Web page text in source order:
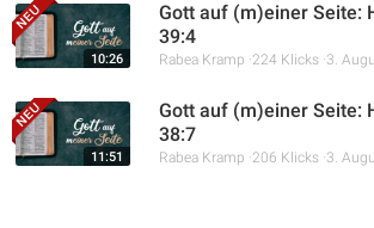
10:26
Gott auf (m)einer Seite:
39:4
Rabea Kramp 224 Klicks 3.
11:51
Gott auf (m)einer Seite:
38:7
Rabea Kramp 206 Klicks 3.